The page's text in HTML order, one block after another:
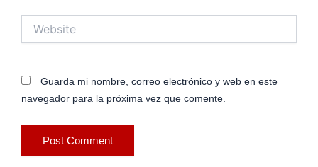
Guarda mi nombre, correo electrónico y web en este
navegador para la próxima vez que comente.